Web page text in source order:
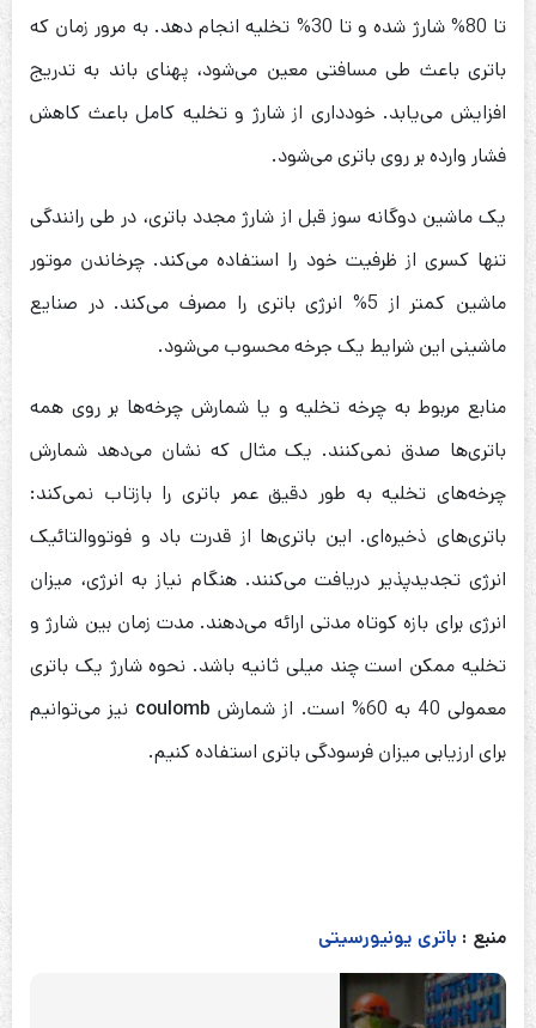
تا 80% شارژ شده و تا 30% تخلیه انجام دهد. به مرور زمان که
باتری باعث طی مسافتی معین می‌شود، پهنای باند به تدریج
افزایش می‌یابد. خودداری از شارژ و تخلیه کامل باعث کاهش
فشار وارده بر روی باتری می‌شود.
یک ماشین دوگانه سوز قبل از شارژ مجدد باتری، در طی رانندگی
تنها کسری از ظرفیت خود را استفاده می‌کند. چرخاندن موتور
ماشین کمتر از 5% انرژی باتری را مصرف می‌کند. در صنایع
ماشینی این شرایط یک جرخه محسوب می‌شود.
منابع مربوط به چرخه تخلیه و یا شمارش چرخه‌ها بر روی همه
باتری‌ها صدق نمی‌کنند. یک مثال که نشان می‌دهد شمارش
چرخه‌های تخلیه به طور دقیق عمر باتری را بازتاب نمی‌کند:
باتری‌های ذخیره‌ای. این باتری‌ها از قدرت باد و فوتووالتائیک
انرژی تجدیدپذیر دریافت می‌کنند. هنگام نیاز به انرژی، میزان
انرژی برای بازه کوتاه مدتی ارائه می‌دهند. مدت زمان بین شارژ و
تخلیه ممکن است چند میلی ثانیه باشد. نحوه شارژ یک باتری
معمولی 40 به 60% است. از شمارش
coulomb
نیز می‌توانیم
برای ارزیابی میزان فرسودگی باتری استفاده کنیم.
منبع : باتری یونیورسیتی